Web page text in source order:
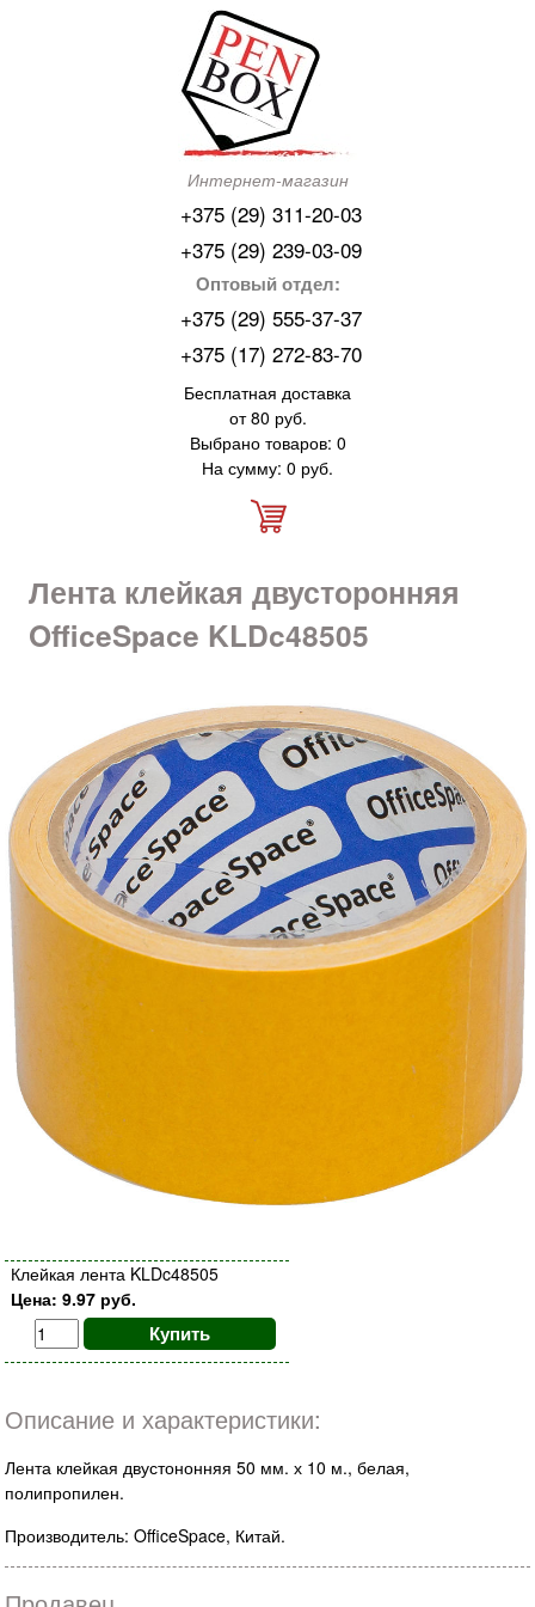
Интернет-магазин
+375 (29) 311-20-03
+375 (29) 239-03-09
Оптовый отдел:
+375 (29) 555-37-37
+375 (17) 272-83-70
Бесплатная доставка
от 80 руб.
Выбрано товаров: 0
На сумму: 0 руб.
Лента клейкая двусторонняя
OfficeSpace KLDc48505
Клейкая лента KLDc48505
Цена: 9.97 руб.
Купить
Описание и характеристики:
Лента клейкая двустононняя 50 мм. х 10 м., белая,
полипропилен.
Производитель: OfficeSpace, Китай.